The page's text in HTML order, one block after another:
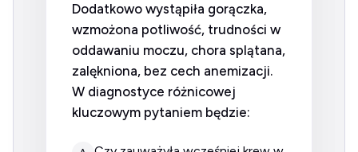
Dodatkowo wystąpiła gorączka,
wzmożona potliwość, trudności w
oddawaniu moczu, chora splątana,
zalękniona, bez cech anemizacji.
W diagnostyce różnicowej
kluczowym pytaniem będzie: